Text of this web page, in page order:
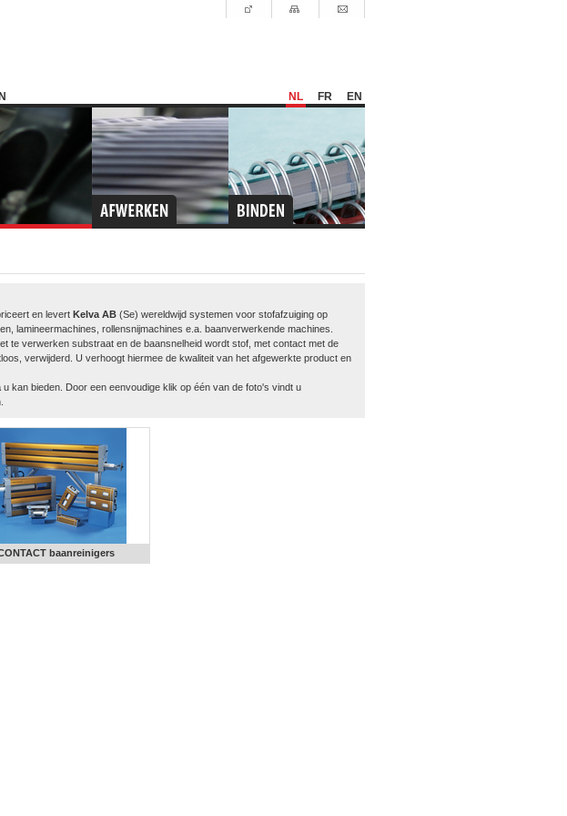
NL FR EN
en levert Kelva AB (Se) wereldwijd systemen voor stofafzuiging op
lamineermachines, rollensnijmachines e.a. baanverwerkende machines.
te verwerken substraat en de baansnelheid wordt stof, met contact met de
verwijderd. U verhoogt hiermee de kwaliteit van het afgewerkte product en
u kan bieden. Door een eenvoudige klik op één van de foto's vindt u
baanreinigers